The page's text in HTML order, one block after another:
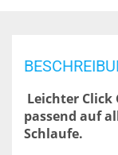
Leichter
passend auf
Schlaufe.